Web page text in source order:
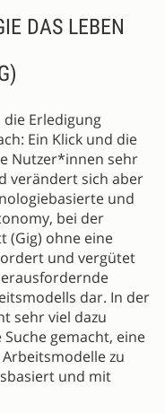
DAS LEBEN
Erledigung
Ein Klick und die
Nutzer*innen sehr
verändert sich aber
und
bei der
ohne eine
und vergütet
dar. In der
sehr viel dazu
gemacht, eine
zu
und mit